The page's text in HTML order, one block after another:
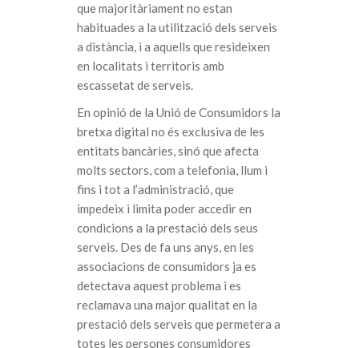
que majoritàriament no estan
habituades a la utilització dels serveis
a distància, i a aquells que resideixen
en localitats i territoris amb
escassetat de serveis.
En opinió de la Unió de Consumidors la
bretxa digital no és exclusiva de les
entitats bancàries, sinó que afecta
molts sectors, com a telefonia, llum i
fins i tot a l’administració, que
impedeix i limita poder accedir en
condicions a la prestació dels seus
serveis. Des de fa uns anys, en les
associacions de consumidors ja es
detectava aquest problema i es
reclamava una major qualitat en la
prestació dels serveis que permetera a
totes les persones consumidores